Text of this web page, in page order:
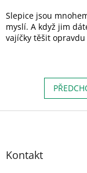
Slepice jsou
myslí. A když jim
vajíčky těšit
Z
Kontakt